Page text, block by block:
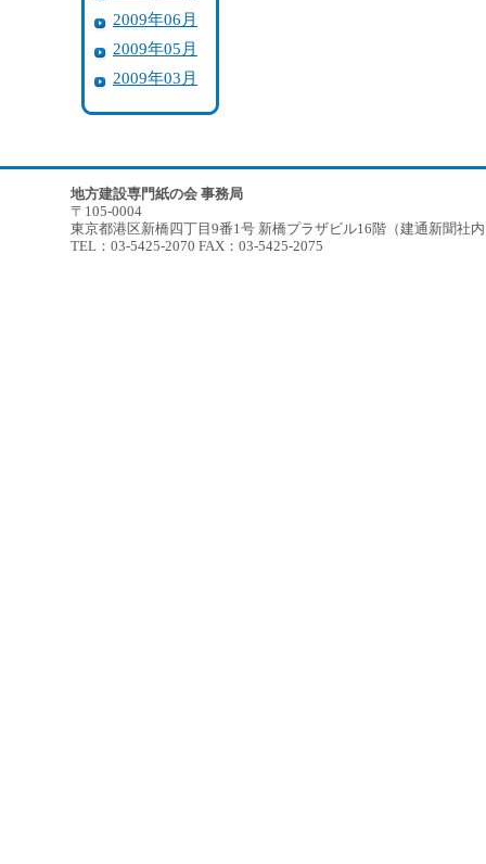
2009年06月
2009年05月
2009年03月
地方建設専門紙の会 事務局
〒105-0004
東京都港区新橋四丁目9番1号 新橋プラザビル16階（建通新聞社
TEL：03-5425-2070 FAX：03-5425-2075